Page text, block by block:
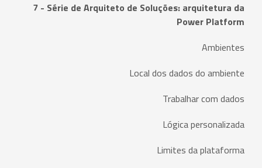
7 - Série de Arquiteto de Soluções: arquitetura da
Power Platform
Ambientes
Local dos dados do ambiente
Trabalhar com dados
Lógica personalizada
Limites da plataforma